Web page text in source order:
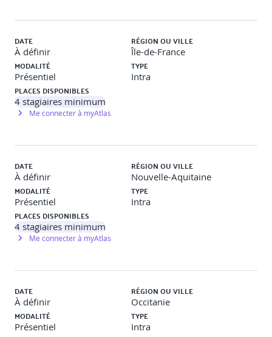
Le protocole d’échange openBIM (IFC 4.3 + BCF)
jusqu’au DOE numérique et l’apport de l’IA dans le
BIM
· Le standard IFC 4.3
· La place de l’Intelligence Artificielle dans le BIM
DATE
À définir
RÉGION OU VILLE
Île-de-France
MODALITÉ
Présentiel
TYPE
Intra
PLACES DISPONIBLES
4 stagiaires minimum
Me connecter à myAtlas
DATE
À définir
RÉGION OU VILLE
Nouvelle-Aquitaine
MODALITÉ
Présentiel
TYPE
Intra
PLACES DISPONIBLES
4 stagiaires minimum
Me connecter à myAtlas
DATE
À définir
RÉGION OU VILLE
Occitanie
MODALITÉ
Présentiel
TYPE
Intra